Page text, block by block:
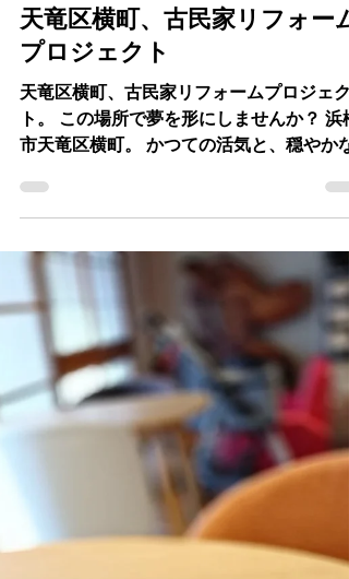
fujimohome
1月9日
天竜区横町、古民家リフォーム
プロジェクト
ト。 この場所で夢を形にしませんか？ 浜松
市天竜区横町。 かつての活気と、穏やかな
時間が流れるこの場所に、一軒の古民家が
ります。 元タバコ屋さんで昭和レトロを感
じ、皆の集いの場になっていた良き建物で
す。 現在、この建物の歴史を活かしなが
ら、新しく生まれ変わらせるためのリフォ
ムを進めています。 私たちは、単に「家を
貸す」のではなく、この場所を舞台に 「本
気で何かを成し遂げたい方」と出会いたい
考えています。 「いつか自分のアトリエや
ショップを持ちたかった」 「天竜の自然に
近い場所で、職住一体の暮らしを始めたい
「古民家を拠点に、地域を盛り上げる活動
したい」 「古民家でカフェをするのが夢だ